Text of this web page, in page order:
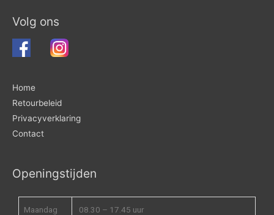
Volg ons
Home
Retourbeleid
Privacyverklaring
Contact
Openingstijden
Maandag 08.30 – 17.45 uur